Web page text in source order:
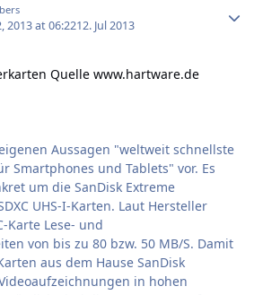
2013 at 06:2212. Jul 2013
Quelle www.hartware.de
Aussagen "weltweit schnellste
Smartphones und Tablets" vor. Es
um die SanDisk Extreme
UHS-I-Karten. Laut Hersteller
Karte Lese- und
von bis zu 80 bzw. 50 MB/S. Damit
aus dem Hause SanDisk
in hohen